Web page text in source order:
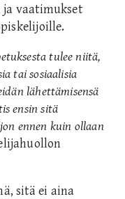
ja vaatimukset
tulee niitä,
tai sosiaalisia
lähettämisensä
ensin sitä
ennen kuin ollaan
sitä ei aina